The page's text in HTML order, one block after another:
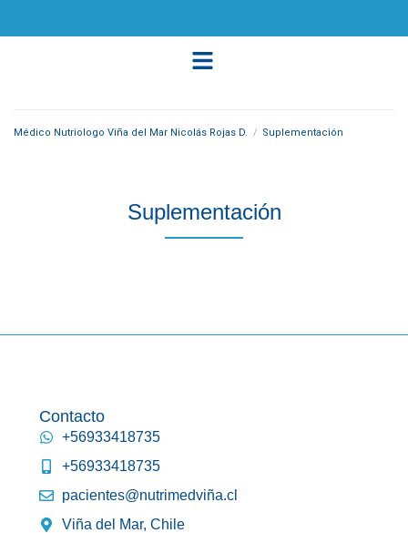
Médico Nutriologo Viña del Mar Nicolás Rojas D. / Suplementación
Suplementación
Contacto
+56933418735
+56933418735
pacientes@nutrimedviña.cl
Viña del Mar, Chile